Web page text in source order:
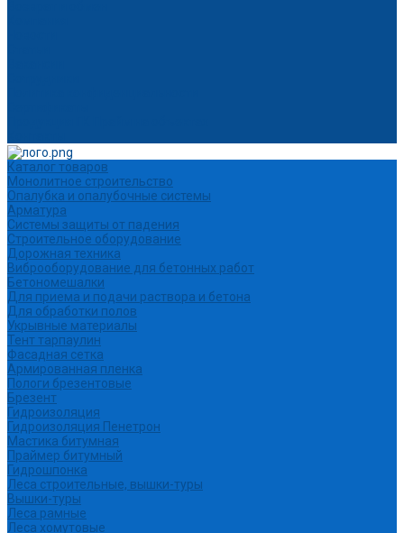
Каталог товаров
Монолитное строительство
Опалубка и опалубочные системы
Арматура
Системы защиты от падения
Строительное оборудование
Дорожная техника
Виброоборудование для бетонных работ
Бетономешалки
Для приема и подачи раствора и бетона
Для обработки полов
Укрывные материалы
Тент тарпаулин
Фасадная сетка
Армированная пленка
Пологи брезентовые
Брезент
Гидроизоляция
Гидроизоляция Пенетрон
Мастика битумная
Праймер битумный
Гидрошпонка
Леса строительные, вышки-туры
Вышки-туры
Леса рамные
Леса хомутовые